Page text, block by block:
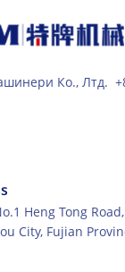
Ко., Лтд.
Heng Tong
City, Fujian